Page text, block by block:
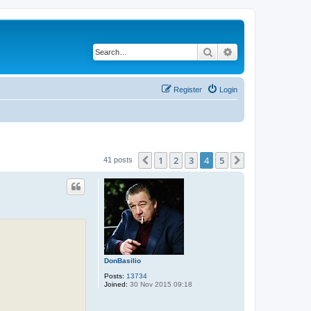
Search
Login
Register
41 posts Previous
1 2 3 4 5
DonBasilio
Posts: 13734
Joined: 30 Nov 2015 09:18